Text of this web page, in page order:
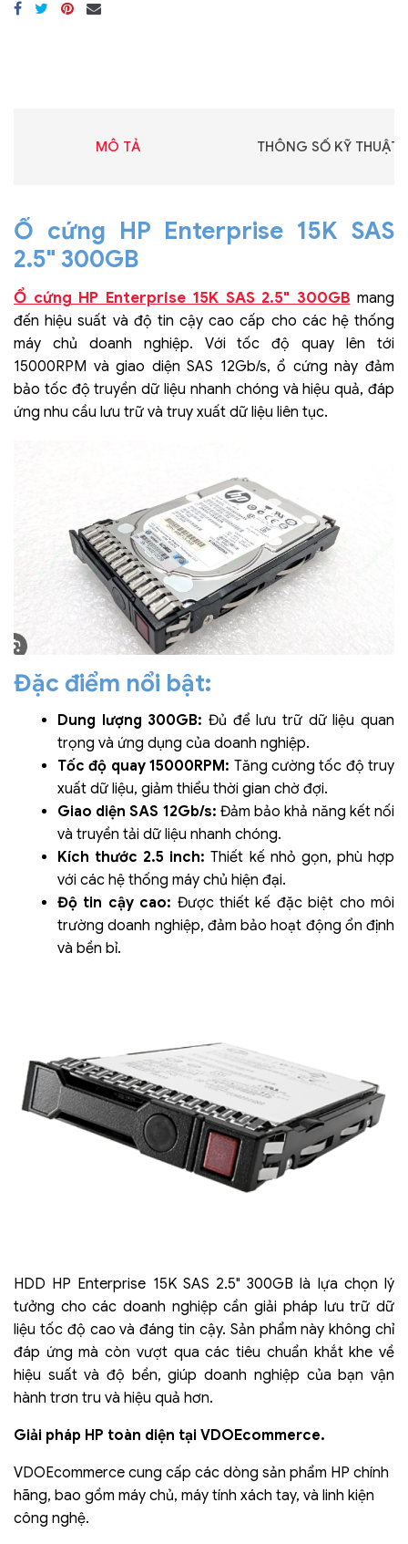
MÔ TẢ THÔNG SỐ KỸ THUẬT
Ổ cứng HP Enterprise 15K SAS
2.5" 300GB
Ổ cứng HP Enterprise 15K SAS 2.5" 300GB mang
đến hiệu suất và độ tin cậy cao cấp cho các hệ thống
máy chủ doanh nghiệp. Với tốc độ quay lên tới
15000RPM và giao diện SAS 12Gb/s, ổ cứng này đảm
bảo tốc độ truyền dữ liệu nhanh chóng và hiệu quả, đáp
ứng nhu cầu lưu trữ và truy xuất dữ liệu liên tục.
Đặc điểm nổi bật:
Dung lượng 300GB: Đủ để lưu trữ dữ liệu quan
trọng và ứng dụng của doanh nghiệp.
Tốc độ quay 15000RPM: Tăng cường tốc độ truy
xuất dữ liệu, giảm thiểu thời gian chờ đợi.
Giao diện SAS 12Gb/s: Đảm bảo khả năng kết nối
và truyền tải dữ liệu nhanh chóng.
Kích thước 2.5 inch: Thiết kế nhỏ gọn, phù hợp
với các hệ thống máy chủ hiện đại.
Độ tin cậy cao: Được thiết kế đặc biệt cho môi
trường doanh nghiệp, đảm bảo hoạt động ổn định
và bền bỉ.
HDD HP Enterprise 15K SAS 2.5" 300GB là lựa chọn lý
tưởng cho các doanh nghiệp cần giải pháp lưu trữ dữ
liệu tốc độ cao và đáng tin cậy. Sản phẩm này không chỉ
đáp ứng mà còn vượt qua các tiêu chuẩn khắt khe về
hiệu suất và độ bền, giúp doanh nghiệp của bạn vận
hành trơn tru và hiệu quả hơn.
Giải pháp HP toàn diện tại VDOEcommerce.
VDOEcommerce cung cấp các dòng sản phẩm HP chính
hãng, bao gồm máy chủ, máy tính xách tay, và linh kiện
công nghệ.